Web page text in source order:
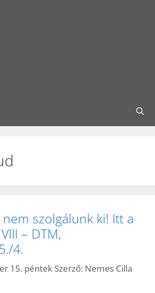
szolgálunk ki! Itt a
– DTM,
4.
15. péntek Szerző: Nemes Cilla